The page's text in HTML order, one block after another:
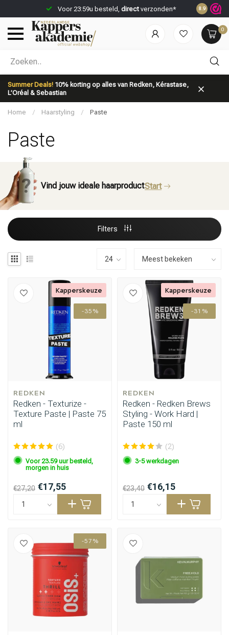
Voor 23:59u besteld,directverzonden* Spaar
8.9
0
Summer Deals! 10% korting op alles van Redken, Kérastase,
L’Oréal & Sebastian
Welke categorie ben jij naar op zoek?
Merken
Home / Haarstyling / Paste
Paste
Vind jouw ideale haarproductStart
Filters
-35%
REDKEN
Redken - Texturize -
Texture Paste | Paste 75
ml
(6)
Voor 23.59 uur besteld,
morgen in huis
€27,20 €17,55
Kapperskeuze
-31%
REDKEN
Redken - Redken Brews
Styling - Work Hard |
Paste 150 ml
(2)
3-5 werkdagen
€23,40 €16,15
Kapperskeuze
-57%